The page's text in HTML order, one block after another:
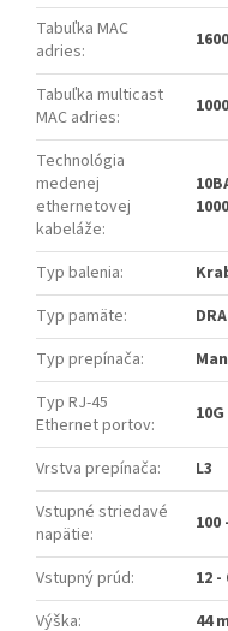
Tabuľka MAC
adries:
Tabuľka multicast
MAC adries:
Technológia
medenej
ethernetovej
kabeláže:
Typ balenia:
Typ pamäte:
Typ prepínača:
Typ RJ-45
Ethernet portov:
Vrstva prepínača:
L3
Vstupné striedavé
napätie: 100
Vstupný prúd:
12 -
Výška: 44